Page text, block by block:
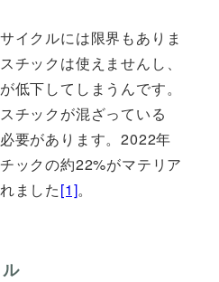
イクルには限界もありま
チックは使えませんし、
低下してしまうんです。
チックが混ざっている
要があります。2022年
ックの約22%がマテリア
ました[1]。